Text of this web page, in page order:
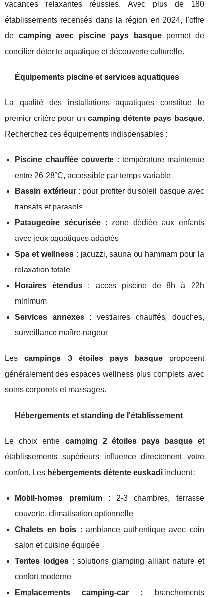
vacances relaxantes réussies. Avec plus de 180
établissements recensés dans la région en 2024, l'offre
de camping avec piscine pays basquepermet de
concilier détente aquatique et découverte culturelle.
Équipements piscine et services aquatiques
La qualité des installations aquatiques constitue le
premier critère pour un camping détente pays basque.
Recherchez ces équipements indispensables :
Piscine chauffée couverte : température maintenue
entre 26-28°C, accessible par temps variable
Bassin extérieur: pour profiter du soleil basque avec
transats et parasols
Pataugeoire sécurisée: zone dédiée aux enfants
avec jeux aquatiques adaptés
Spa et wellness: jacuzzi, sauna ou hammam pour la
relaxation totale
Horaires étendus : accès piscine de 8h à 22h
minimum
Services annexes: vestiaires chauffés, douches,
surveillance maître-nageur
Lescampings 3 étoiles pays basque proposent
généralement des espaces wellness plus complets avec
soins corporels et massages.
Hébergements et standing de l'établissement
Le choix entre camping 2 étoiles pays basque et
établissements supérieurs influence directement votre
confort. Les hébergements détente euskadi incluent :
Mobil-homes premium: 2-3 chambres, terrasse
couverte, climatisation optionnelle
Chalets en bois : ambiance authentique avec coin
salon et cuisine équipée
Tentes lodges: solutions glamping alliant nature et
confort moderne
Emplacements camping-car : branchements